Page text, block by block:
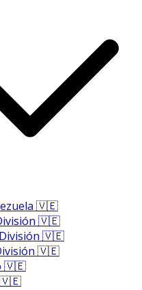
🇻🇪
🇻🇪
División 🇻🇪
🇻🇪
🇻🇪
🇻🇪